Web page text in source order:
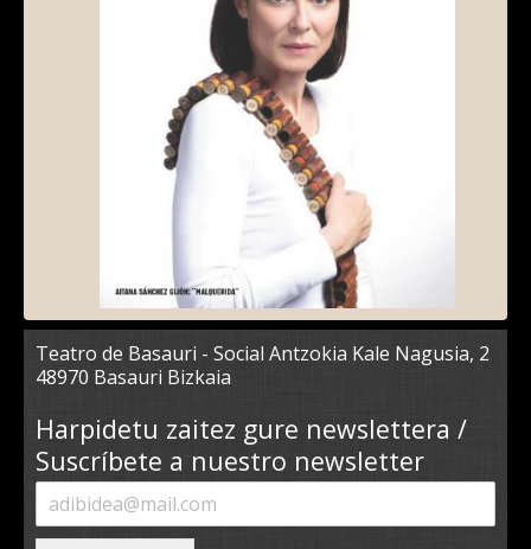
Teatro de Basauri - Social Antzokia Kale Nagusia, 2
48970 Basauri Bizkaia
Harpidetu zaitez gure newslettera /
Suscríbete a nuestro newsletter